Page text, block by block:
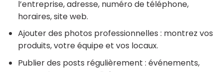
l’entreprise, adresse, numéro de téléphone,
horaires, site web.
Ajouter des photos professionnelles : montrez vos
produits, votre équipe et vos locaux.
Publier des posts régulièrement : événements,